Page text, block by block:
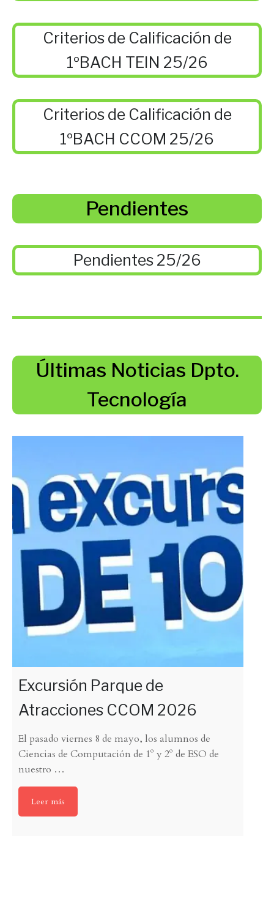
Criterios de Calificación de
1ºBACH TEIN 25/26
Criterios de Calificación de
1ºBACH CCOM 25/26
Pendientes
Pendientes 25/26
Últimas Noticias Dpto.
Tecnología
Excursión Parque de
Atracciones CCOM 2026
El pasado viernes 8 de mayo, los alumnos de
Ciencias de Computación de 1º y 2º de ESO de
nuestro …
Leer más